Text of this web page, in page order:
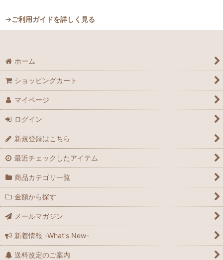
→ご利用ガイドを詳しく見る
ホーム
ショッピングカート
マイページ
ログイン
新規登録はこちら
最近チェックしたアイテム
商品カテゴリ一覧
金額から探す
メールマガジン
新着情報 -What's New-
送料改定のご案内